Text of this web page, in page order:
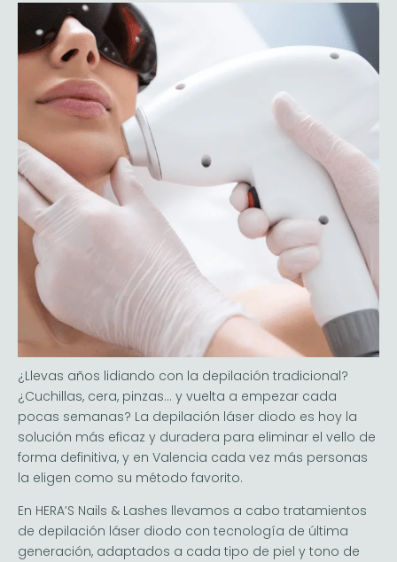
¿Llevas años lidiando con la depilación tradicional?
¿Cuchillas, cera, pinzas… y vuelta a empezar cada
pocas semanas? La depilación láser diodo es hoy la
solución más eficaz y duradera para eliminar el vello de
forma definitiva, y en Valencia cada vez más personas
la eligen como su método favorito.
En HERA’S Nails & Lashes llevamos a cabo tratamientos
de depilación láser diodo con tecnología de última
generación, adaptados a cada tipo de piel y tono de